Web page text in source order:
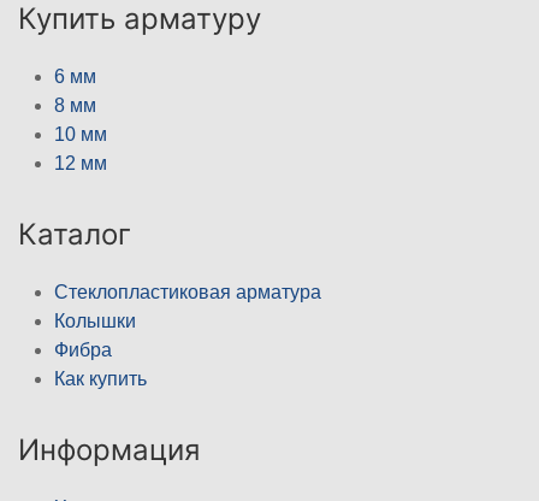
Купить арматуру
6 мм
8 мм
10 мм
12 мм
Каталог
Стеклопластиковая арматура
Колышки
Фибра
Как купить
Информация